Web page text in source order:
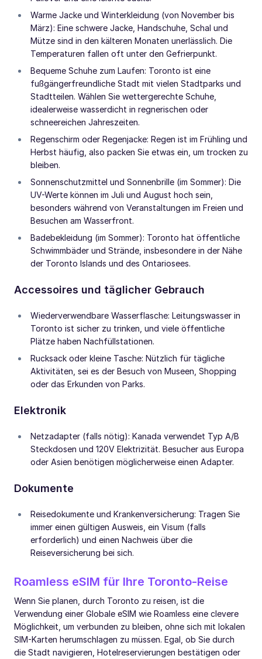
Warme Jacke und Winterkleidung (von November bis
März): Eine schwere Jacke, Handschuhe, Schal und
Mütze sind in den kälteren Monaten unerlässlich. Die
Temperaturen fallen oft unter den Gefrierpunkt.
Bequeme Schuhe zum Laufen: Toronto ist eine
fußgängerfreundliche Stadt mit vielen Stadtparks und
Stadtteilen. Wählen Sie wettergerechte Schuhe,
idealerweise wasserdicht in regnerischen oder
schneereichen Jahreszeiten.
Regenschirm oder Regenjacke: Regen ist im Frühling und
Herbst häufig, also packen Sie etwas ein, um trocken zu
bleiben.
Sonnenschutzmittel und Sonnenbrille (im Sommer): Die
UV-Werte können im Juli und August hoch sein,
besonders während von Veranstaltungen im Freien und
Besuchen am Wasserfront.
Badebekleidung (im Sommer): Toronto hat öffentliche
Schwimmbäder und Strände, insbesondere in der Nähe
der Toronto Islands und des Ontariosees.
Accessoires und täglicher Gebrauch
Wiederverwendbare Wasserflasche: Leitungswasser in
Toronto ist sicher zu trinken, und viele öffentliche
Plätze haben Nachfüllstationen.
Rucksack oder kleine Tasche: Nützlich für tägliche
Aktivitäten, sei es der Besuch von Museen, Shopping
oder das Erkunden von Parks.
Elektronik
Netzadapter (falls nötig): Kanada verwendet Typ A/B
Steckdosen und 120V Elektrizität. Besucher aus Europa
oder Asien benötigen möglicherweise einen Adapter.
Dokumente
Reisedokumente und Krankenversicherung: Tragen Sie
immer einen gültigen Ausweis, ein Visum (falls
erforderlich) und einen Nachweis über die
Reiseversicherung bei sich.
Roamless eSIM für Ihre Toronto-Reise
Wenn Sie planen, durch Toronto zu reisen, ist die
Verwendung einer Globale eSIM wie Roamless eine clevere
Möglichkeit, um verbunden zu bleiben, ohne sich mit lokalen
SIM-Karten herumschlagen zu müssen. Egal, ob Sie durch
die Stadt navigieren, Hotelreservierungen bestätigen oder